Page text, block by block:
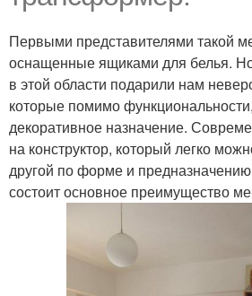
Первыми представителями такой
оснащенные ящиками для белья.
в этой области подарили нам
которые помимо
декоративное назначение.
на конструктор, который легко
другой по форме и
состоит основное преимущество